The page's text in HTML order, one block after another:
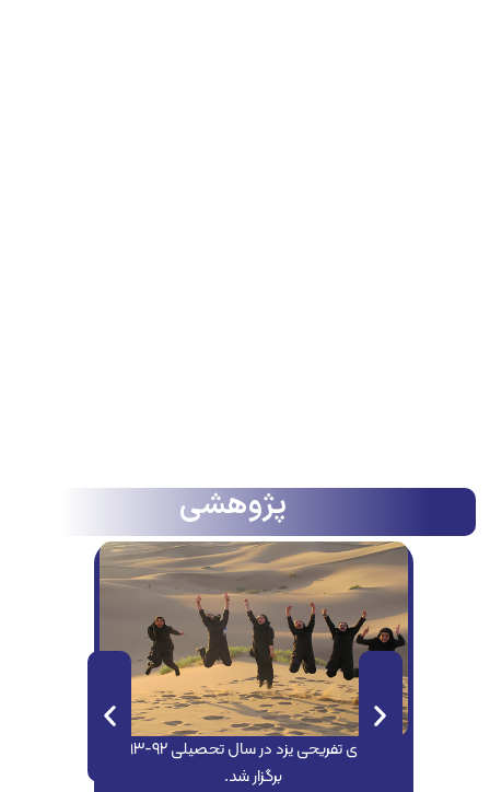
پژوهشی
اردوی تفریحی یزد در سال تحصیلی ۹۲-۹۳
برگزار شد.